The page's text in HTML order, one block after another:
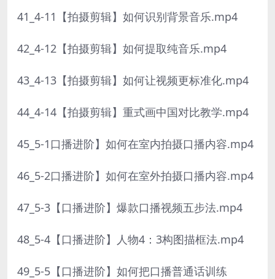
41_4-11【拍摄剪辑】如何识别背景音乐.mp4
42_4-12【拍摄剪辑】如何提取纯音乐.mp4
43_4-13【拍摄剪辑】如何让视频更标准化.mp4
44_4-14【拍摄剪辑】重式画中国对比教学.mp4
45_5-1口播进阶】如何在室内拍摄口播内容.mp4
46_5-2口播进阶】如何在室外拍摄口播内容.mp4
47_5-3【口播进阶】爆款口播视频五步法.mp4
48_5-4【口播进阶】人物4：3构图描框法.mp4
49_5-5【口播进阶】如何把口播普通话训练